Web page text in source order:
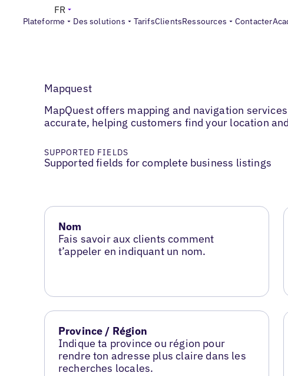
Plateforme Des solutions TarifsClientsRessources Contacter
FR
Mapquest
MapQuest offers mapping and navigation
accurate, helping customers find your location
SUPPORTED FIELDS
Supported fields for complete business listings
Nom
Fais savoir aux clients comment
t’appeler en indiquant un nom.
Province / Région
Indique ta province ou région pour
rendre ton adresse plus claire dans les
recherches locales.